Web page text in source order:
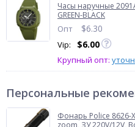
Часы наручные
GREEN-BLACK
Опт $6.30
Vip: $6.00
Крупный опт:
Персональные
Фонарь Police 8626-
zoom, ЗУ 220V/12V,